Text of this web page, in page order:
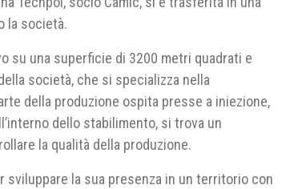
la società.
su una superficie di 3200 metri quadrati e
società, che si specializza nella
della produzione ospita presse a iniezione,
dello stabilimento, si trova un
la qualità della produzione.
sviluppare la sua presenza in un territorio con